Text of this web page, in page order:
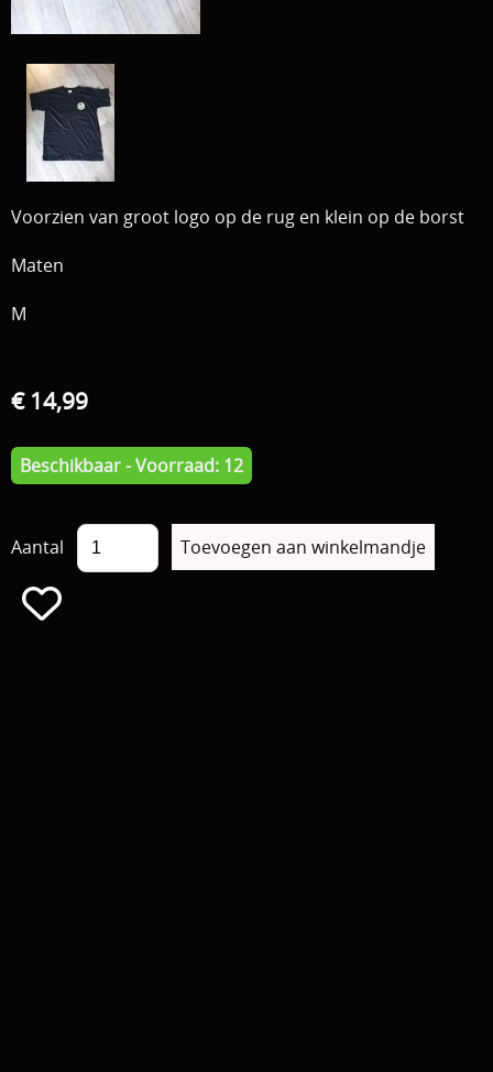
Boten en Belly / alle Benodigdheden
Tenten / Aasvisbewaring / Stoelen / Onthaakmatten /
Tassen
Per leverancier
Decoratie
Kleding
2e hands 2e kans
Download area
PARTNERS
TIPS, Montages and film
Voorzien van groot logo op de rug en klein op de borst
Maten
M
€ 14,99
Beschikbaar - Voorraad: 12
Aantal